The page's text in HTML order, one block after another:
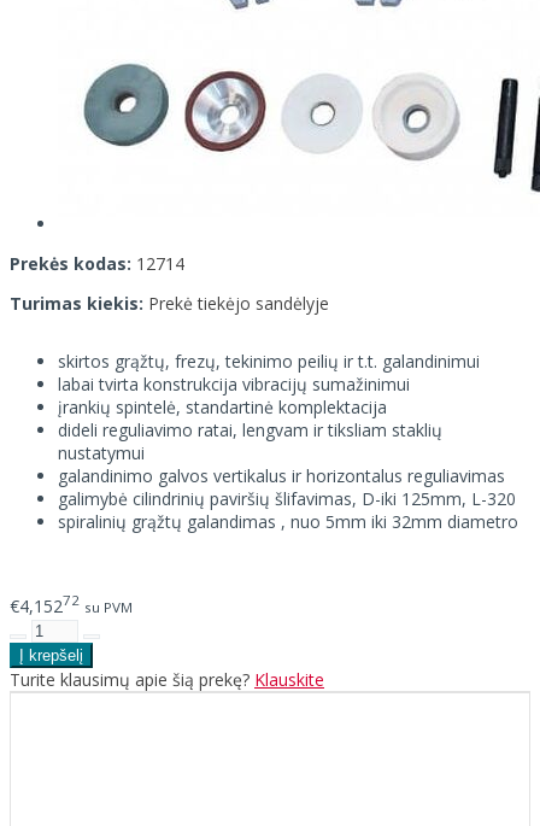
Prekės kodas: 12714
Turimas kiekis: Prekė tiekėjo sandėlyje
skirtos grąžtų, frezų, tekinimo peilių ir t.t. galandinimui
labai tvirta konstrukcija vibracijų sumažinimui
įrankių spintelė, standartinė komplektacija
dideli reguliavimo ratai, lengvam ir tiksliam staklių
nustatymui
galandinimo galvos vertikalus ir horizontalus reguliavimas
galimybė cilindrinių paviršių šlifavimas, D-iki 125mm, L-320
spiralinių grąžtų galandimas , nuo 5mm iki 32mm diametro
€4,15272 su PVM
Turite klausimų apie šią prekę? Klauskite